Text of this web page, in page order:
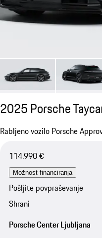
2025 Porsche
Rabljeno vozilo Porsche
114.990 €
Možnost financiranja
Pošljite povpraševanje
Shrani
Porsche Center Ljubljana